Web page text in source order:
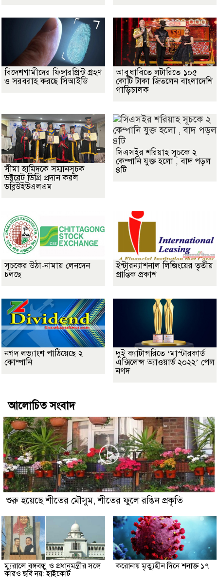
বিদেশগামীদের ফিঙ্গারপ্রিন্ট গ্রহণ
ও সরবরাহ করছে সিআইডি
আবুধাবিতে লটারিতে ১০৫
কোটি টাকা জিতলেন বাংলাদেশি
গাড়িচালক
সীমা হামিদকে সম্মানসূচক
ডক্টরেট ডিগ্রি প্রদান করল
ডব্লিউইউএলএম
সিএসইর শরিয়াহ সূচকে ২
কেম্পানি যুক্ত হলো , বাদ পড়ল
৪টি
সূচকের উঠা-নামায় লেনদেন
চলছে
ইন্টারন্যাশনাল লিজিংয়ের তৃতীয়
প্রান্তিক প্রকাশ
নগদ লভ্যাংশ পাঠিয়েছে ২
কোম্পানি
দুই ক্যাটাগরিতে ‘মাস্টারকার্ড
এক্সিলেন্স অ্যাওয়ার্ড ২০২২’ পেল
নগদ
আলোচিত সংবাদ
শুরু হয়েছে শীতের মৌসুম, শীতের ফুলে রঙিন প্রকৃতি
ম্যুরালে বঙ্গবন্ধু ও প্রধানমন্ত্রীর সঙ্গে
কারও ছবি নয়: হাইকোর্ট
করোনায় মৃত্যুহীন দিনে শনাক্ত ১৭